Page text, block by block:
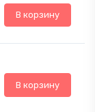
В корзину
В корзину